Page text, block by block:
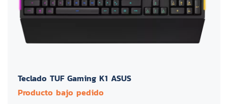
Teclado TUF Gaming K1 ASUS
Producto bajo pedido